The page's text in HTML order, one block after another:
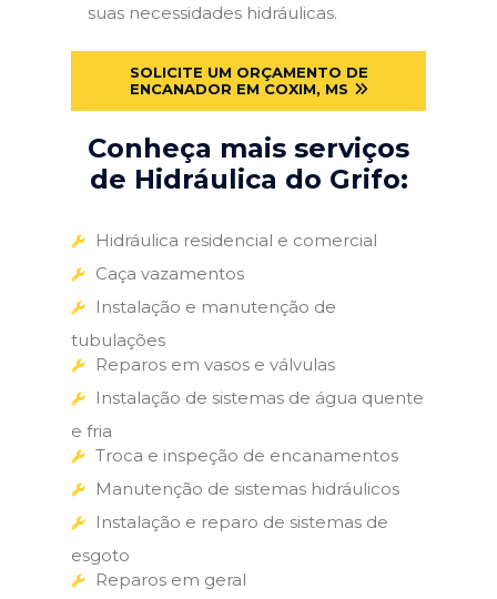
suas necessidades hidráulicas.
SOLICITE UM ORÇAMENTO DE
ENCANADOR EM COXIM, MS
Conheça mais serviços
de Hidráulica do Grifo:
Hidráulica residencial e comercial
Caça vazamentos
Instalação e manutenção de
tubulações
Reparos em vasos e válvulas
Instalação de sistemas de água quente
e fria
Troca e inspeção de encanamentos
Manutenção de sistemas hidráulicos
Instalação e reparo de sistemas de
esgoto
Reparos em geral